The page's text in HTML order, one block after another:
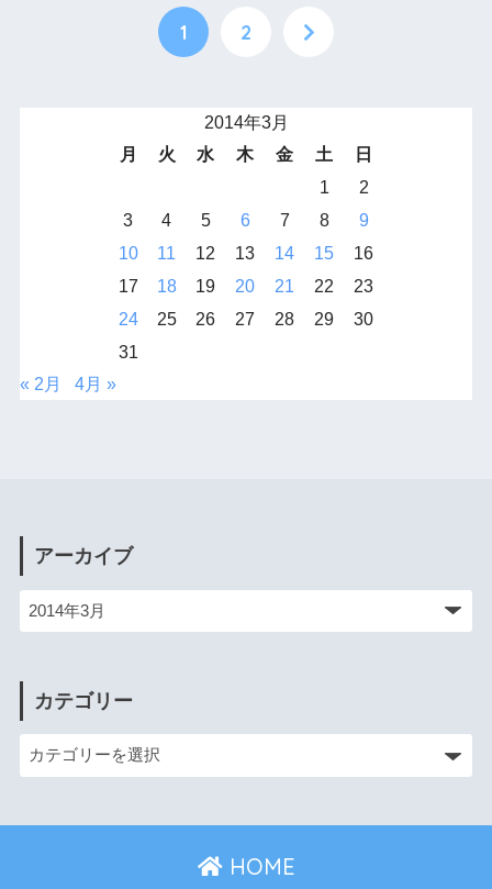
1 2
2014年3月
月
火 水 木 金 土
日
1
2
3
4 5 6 7 8
9
10
11 12 13 14 15
16
17
18 19 20 21 22
23
24
25 26 27 28 29
30
31
« 2月
4月 »
アーカイブ
カテゴリー
HOME